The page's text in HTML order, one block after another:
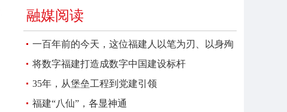
融媒阅读
一百年前的今天，这位福建人以笔为刃、以身殉
报
将数字福建打造成数字中国建设标杆
35年，从堡垒工程到党建引领
福建“八仙”，各显神通